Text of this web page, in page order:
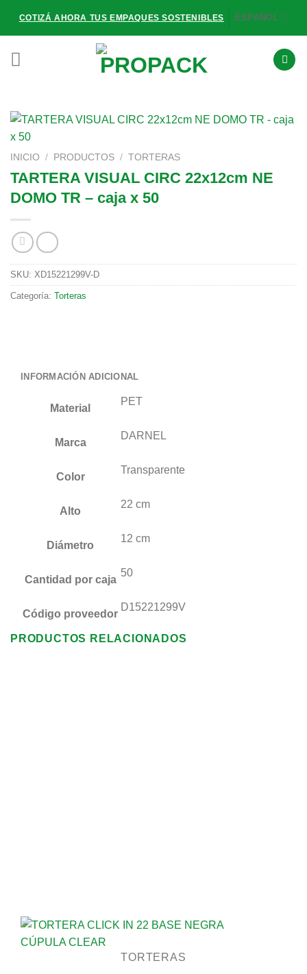
COTIZÁ AHORA TUS EMPAQUES SOSTENIBLES ESPAÑOL
INICIO / PRODUCTOS / TORTERAS
TARTERA VISUAL CIRC 22x12cm NE
DOMO TR – caja x 50
SKU: XD15221299V-D
Categoría: Torteras
INFORMACIÓN ADICIONAL
Material
PET
Marca
DARNEL
Color
Transparente
Alto
22 cm
Diámetro
12 cm
Cantidad por caja
50
Código proveedor
D15221299V
PRODUCTOS RELACIONADOS
TORTERAS